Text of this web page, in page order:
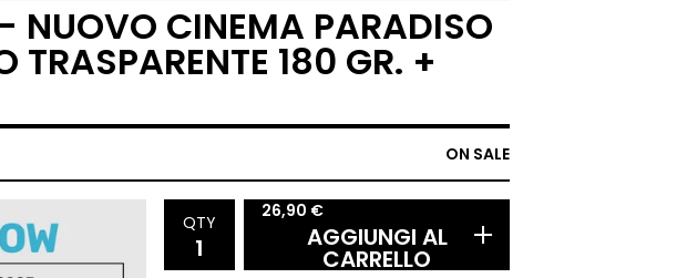
NUOVO CINEMA PARADISO
TRASPARENTE 180 GR. +
ON SALE
QTY
26,90 €
AGGIUNGI AL
CARRELLO